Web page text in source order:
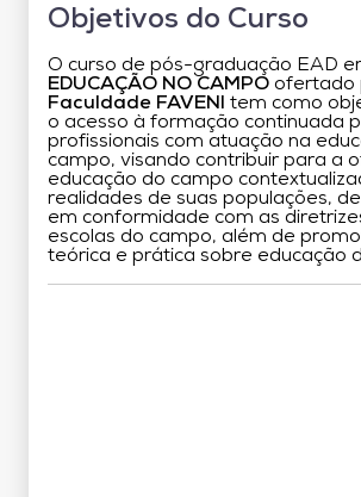
Objetivos do Curso
O curso de pós-graduação EAD
EDUCAÇÃO NO CAMPO ofertado
Faculdade FAVENI
tem como
o acesso à formação continuada
profissionais com atuação na
campo, visando contribuir para a
educação do campo
realidades de suas populações,
em conformidade com as
escolas do campo, além de
teórica e prática sobre educação